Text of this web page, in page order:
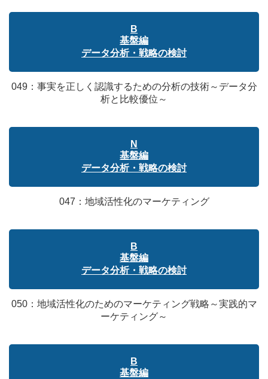
B
基盤編
データ分析・戦略の検討
049：事実を正しく認識するための分析の技術～データ分
析と比較優位～
N
基盤編
データ分析・戦略の検討
047：地域活性化のマーケティング
B
基盤編
データ分析・戦略の検討
050：地域活性化のためのマーケティング戦略～実践的マ
ーケティング～
B
基盤編